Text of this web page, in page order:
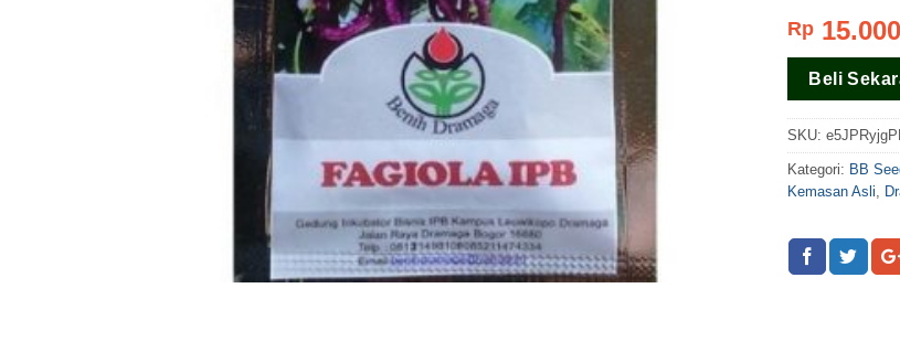
4.00 dari
rating
pelanggan
Rp15.000
Beli
SKU: e5JPRyjgPL
Kategori: BB
Kemasan Asli